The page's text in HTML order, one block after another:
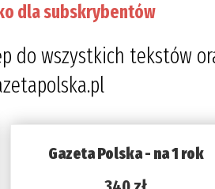
dla subskrybentów
do wszystkich tekstów
Gazeta Polska - na 1 rok